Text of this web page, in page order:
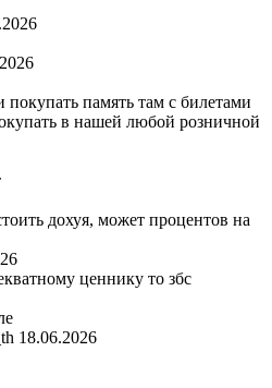
покупать память там с билетами
в нашей любой розничной
дохуя, может процентов на
ценнику то збс
18.06.2026